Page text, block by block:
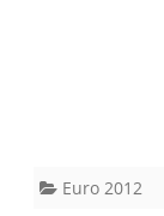
Euro 2012